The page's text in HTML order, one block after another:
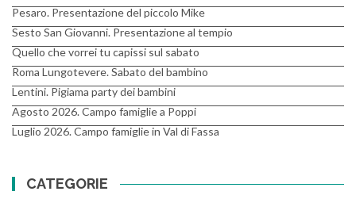
Pesaro. Presentazione del piccolo Mike
Sesto San Giovanni. Presentazione al tempio
Quello che vorrei tu capissi sul sabato
Roma Lungotevere. Sabato del bambino
Lentini. Pigiama party dei bambini
Agosto 2026. Campo famiglie a Poppi
Luglio 2026. Campo famiglie in Val di Fassa
CATEGORIE